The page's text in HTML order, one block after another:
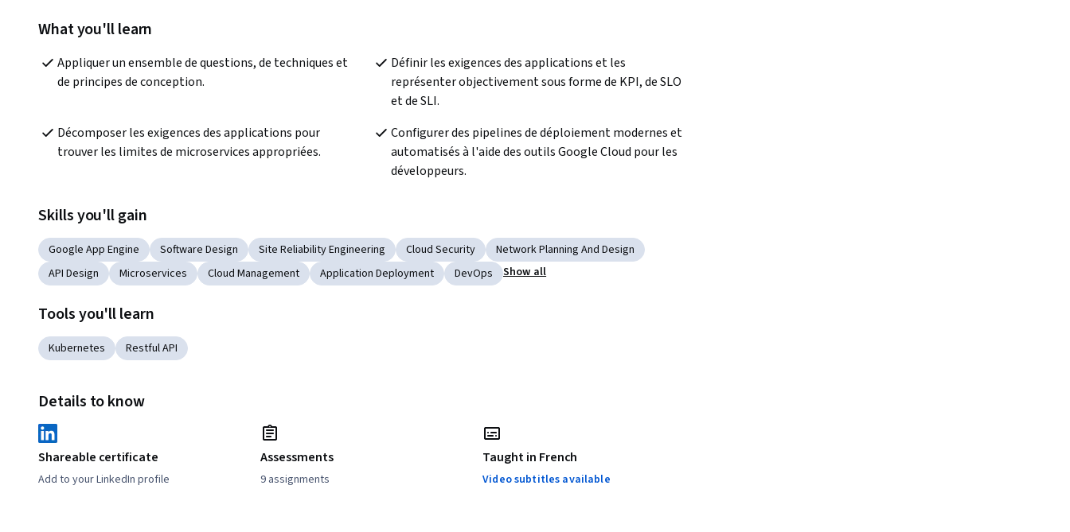
What you'll learn
Appliquer un ensemble de questions, de techniques et
de principes de conception.
Définir les exigences des applications et les
représenter objectivement sous forme de KPI, de SLO
et de SLI.
Décomposer les exigences des applications pour
trouver les limites de microservices appropriées.
Configurer des pipelines de déploiement modernes et
automatisés à l'aide des outils Google Cloud pour les
développeurs.
Skills you'll gain
Google App Engine Software Design Site Reliability Engineering Cloud Security
Network Planning And Design
API Design
Microservices Cloud Management Application Deployment DevOps Show all
Tools you'll learn
Kubernetes Restful API
Details to know
Shareable certificate
Add to your LinkedIn profile
Assessments
9 assignments
Taught in French
Video subtitles available